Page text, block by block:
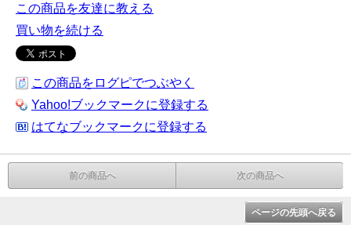
この商品を友達に教える
買い物を続ける
この商品をログピでつぶやく
Yahoo!ブックマークに登録する
はてなブックマークに登録する
前の商品へ 次の商品へ
ページの先頭へ戻る